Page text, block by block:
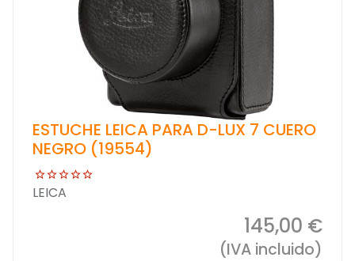
ESTUCHE LEICA PARA D-LUX 7 CUERO
NEGRO (19554)
LEICA
145,00 €
(IVA incluido)